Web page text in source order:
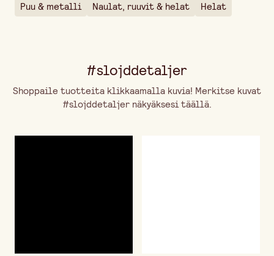
Puu & metalli Naulat, ruuvit & helat Helat
#slojddetaljer
Shoppaile tuotteita klikkaamalla kuvia! Merkitse kuvat
#slojddetaljer näkyäksesi täällä.